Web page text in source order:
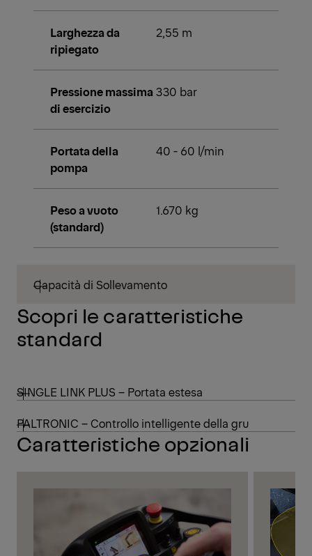
Larghezza da
ripiegato
2,55 m
Pressione massima
di esercizio
330 bar
Portata della
pompa
40 - 60 l/min
Peso a vuoto
(standard)
1.670 kg
Capacità di Sollevamento
Scopri le caratteristiche
standard
SINGLE LINK PLUS – Portata estesa
PALTRONIC – Controllo intelligente della gru
Caratteristiche opzionali